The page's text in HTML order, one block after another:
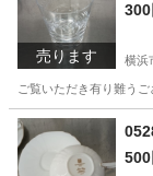
売ります
300
横浜
ご覧いただき有り難う
神奈川 横浜市
500